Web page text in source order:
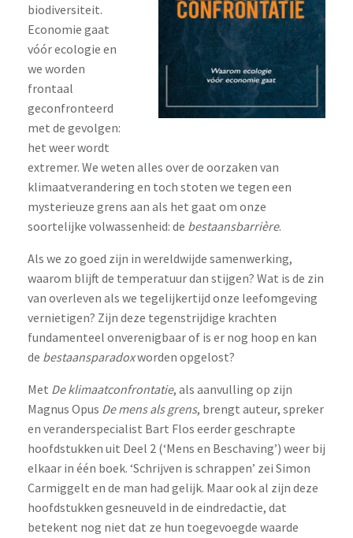
biodiversiteit.
Economie gaat
vóór ecologie en
we worden
frontaal
geconfronteerd
met de gevolgen:
het weer wordt
extremer. We weten alles over de oorzaken van
klimaatverandering en toch stoten we tegen een
mysterieuze grens aan als het gaat om onze
soortelijke volwassenheid: de bestaansbarrière.
Als we zo goed zijn in wereldwijde samenwerking,
waarom blijft de temperatuur dan stijgen? Wat is de zin
van overleven als we tegelijkertijd onze leefomgeving
vernietigen? Zijn deze tegenstrijdige krachten
fundamenteel onverenigbaar of is er nog hoop en kan
de bestaansparadoxworden opgelost?
Met De klimaatconfrontatie, als aanvulling op zijn
Magnus Opus De mens als grens, brengt auteur, spreker
en veranderspecialist Bart Flos eerder geschrapte
hoofdstukken uit Deel 2 (‘Mens en Beschaving’) weer bij
elkaar in één boek. ‘Schrijven is schrappen’ zei Simon
Carmiggelt en de man had gelijk. Maar ook al zijn deze
hoofdstukken gesneuveld in de eindredactie, dat
betekent nog niet dat ze hun toegevoegde waarde